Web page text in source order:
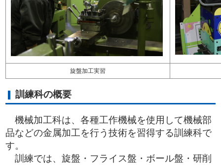
旋盤加工実習
訓練科の概要
機械加工科は、各種工作機械を使用して機械部
品などの金属加工を行う技術を習得する訓練科で
す。
訓練では、旋盤・フライス盤・ボール盤・研削